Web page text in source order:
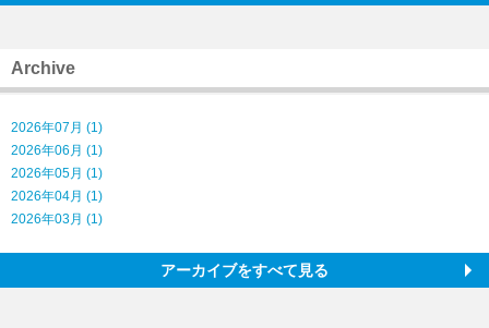
Archive
2026年07月 (1)
2026年06月 (1)
2026年05月 (1)
2026年04月 (1)
2026年03月 (1)
アーカイブをすべて見る